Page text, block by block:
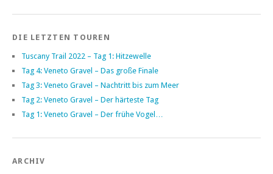
DIE LETZTEN TOUREN
Tuscany Trail 2022 – Tag 1: Hitzewelle
Tag 4: Veneto Gravel – Das große Finale
Tag 3: Veneto Gravel – Nachtritt bis zum Meer
Tag 2: Veneto Gravel – Der härteste Tag
Tag 1: Veneto Gravel – Der frühe Vogel…
ARCHIV